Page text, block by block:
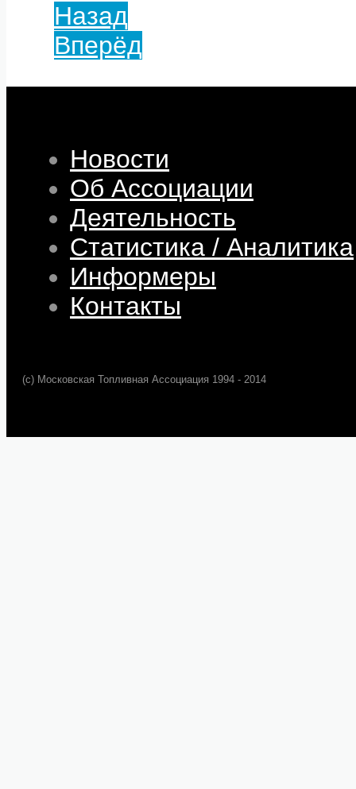
Назад
Вперёд
Новости
Об Ассоциации
Деятельность
Статистика / Аналитика
Информеры
Контакты
(c) Московская Топливная Ассоциация 1994 - 2014